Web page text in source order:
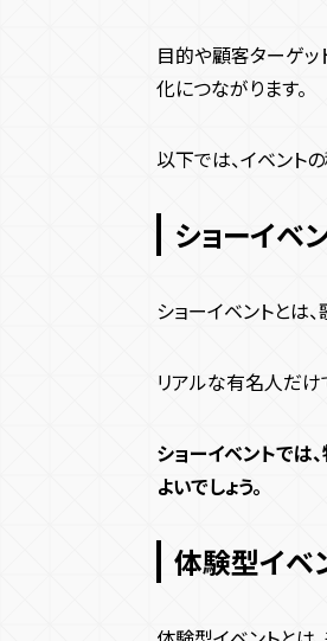
目的や顧客ターゲッ
化につながります。
以下では、イベント
ショーイベ
ショーイベントとは
リアルな有名人だけ
ショーイベントでは
よいでしょう。
体験型イベ